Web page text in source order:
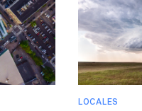
LOCALES